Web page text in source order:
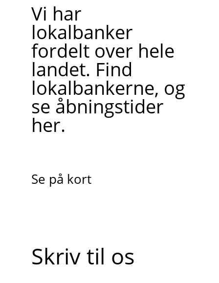
Vi har
lokalbanker
fordelt over hele
landet. Find
lokalbankerne, og
se åbningstider
her.
Se på kort
Skriv til os